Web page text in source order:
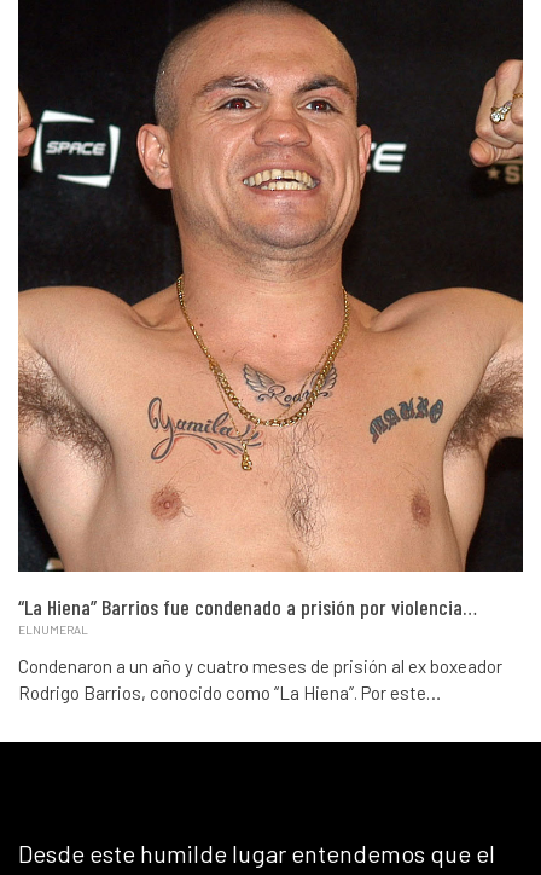
“La Hiena” Barrios fue condenado a prisión por violencia…
ELNUMERAL
Condenaron a un año y cuatro meses de prisión al ex boxeador
Rodrigo Barrios, conocido como “La Hiena”. Por este…
Desde este humilde lugar entendemos que el